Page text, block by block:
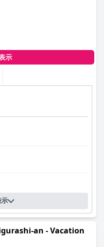
示
示
an - Vacation